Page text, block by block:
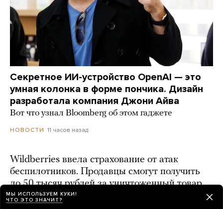
Секретное ИИ-устройство OpenAI — это
умная колонка в форме пончика. Дизайн
разработала компания Джони Айва
Вот что узнал Bloomberg об этом гаджете
НОВОСТИ 11 часов назад
Wildberries ввела страхование от атак
беспилотников. Продавцы смогут получить
до 50 тысяч рублей за уничтоженный товар
15 часов назад
МЫ ИСПОЛЬЗУЕМ КУКИ!
ЧТО ЭТО ЗНАЧИТ?